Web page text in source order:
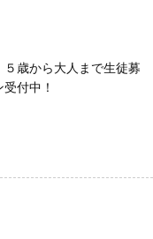
歳から大人まで生徒募
付中！